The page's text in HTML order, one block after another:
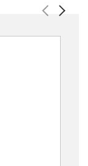
Previous
Next